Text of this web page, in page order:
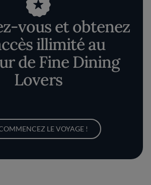
vous et obtenez
illimité au
de Fine Dining
Lovers
LE VOYAGE !